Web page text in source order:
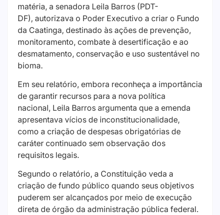
matéria, a senadora Leila Barros (PDT-
DF), autorizava o Poder Executivo a criar o Fundo
da Caatinga, destinado às ações de prevenção,
monitoramento, combate à desertificação e ao
desmatamento, conservação e uso sustentável no
bioma.
Em seu relatório, embora reconheça a importância
de garantir recursos para a nova política
nacional, Leila Barros argumenta que a emenda
apresentava vícios de inconstitucionalidade,
como a criação de despesas obrigatórias de
caráter continuado sem observação dos
requisitos legais.
Segundo o relatório, a Constituição veda a
criação de fundo público quando seus objetivos
puderem ser alcançados por meio de execução
direta de órgão da administração pública federal.